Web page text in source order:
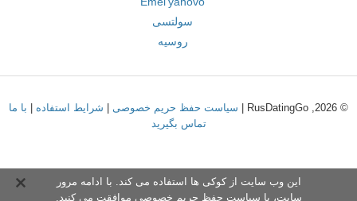
سولتسی
روسیه
© 2026, RusDatingGo | سیاست حفظ حریم خصوصی شرایط استفاده
با ما
تماس بگیرید
این وب سایت از کوکی ها استفاده می کند. با ادامه مرور
سایت، با سیاست حفظ حریم خصوصی موافقت می کنید.